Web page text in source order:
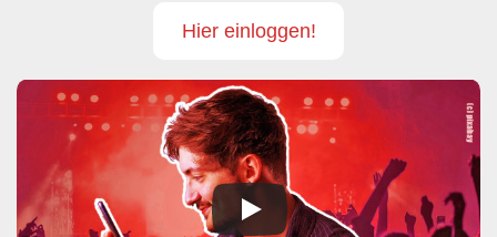
Hier einloggen!